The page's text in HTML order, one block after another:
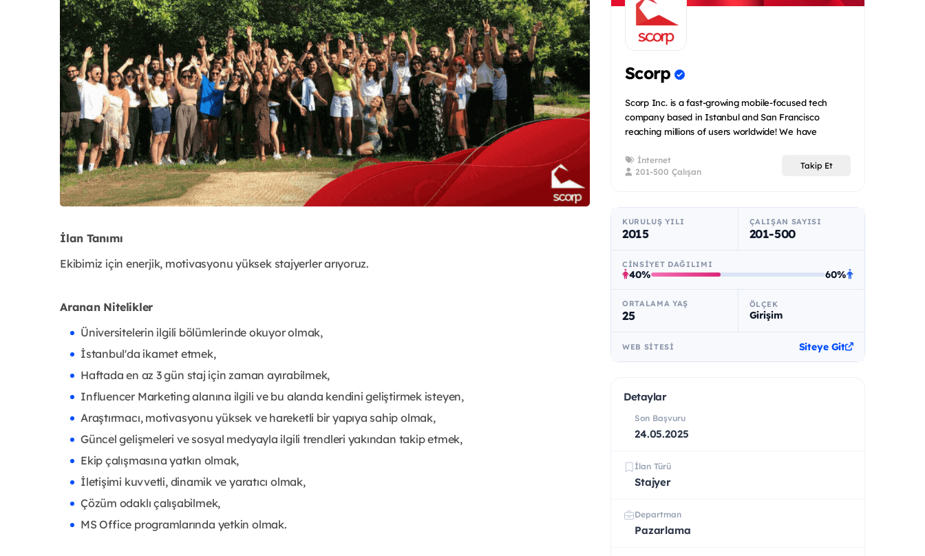
İlan Tanımı
Ekibimiz için enerjik, motivasyonu yüksek stajyerler arıyoruz.
Aranan Nitelikler
Üniversitelerin ilgili bölümlerinde okuyor olmak,
İstanbul'da ikamet etmek,
Haftada en az 3 gün staj için zaman ayırabilmek,
Influencer Marketing alanına ilgili ve bu alanda kendini geliştirmek isteyen,
Araştırmacı, motivasyonu yüksek ve hareketli bir yapıya sahip olmak,
Güncel gelişmeleri ve sosyal medyayla ilgili trendleri yakından takip etmek,
Ekip çalışmasına yatkın olmak,
İletişimi kuvvetli, dinamik ve yaratıcı olmak,
Çözüm odaklı çalışabilmek,
MS Office programlarında yetkin olmak.
Scorp
Scorp Inc. is a fast-growing mobile-focused tech
company based in Istanbul and San Francisco
reaching millions of users worldwide! We have
İnternet
201-500 Çalışan
Takip Et
KURULUŞ YILI
2015
ÇALIŞAN SAYISI
201-500
CINSIYET DAĞILIMI
40% 60%
ORTALAMA YAŞ
25
ÖLÇEK
Girişim
WEB SITESI Siteye Git
Detaylar
Son Başvuru
24.05.2025
İlan Türü
Stajyer
Departman
Pazarlama